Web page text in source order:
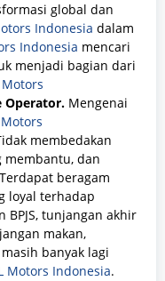
global dan
Indonesia dalam
Indonesia mencari
menjadi bagian dari
Motors
Operator. Mengenai
Motors
membedakan
membantu, dan
beragam
loyal terhadap
tunjangan akhir
makan,
banyak lagi
Motors Indonesia.